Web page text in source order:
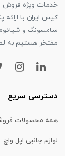
خدمات ویژه فروش
کیس ایران با ارائه
سامسونگ و
مفتخر هستیم به
دسترسی سریع
همه محصولات
لوازم جانبی اپل واچ